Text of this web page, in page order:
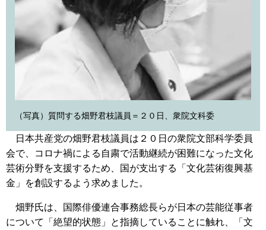
（写真）質問する畑野君枝議員＝２０日、衆院文科委
日本共産党の畑野君枝議員は２０日の衆院文部科学委員
会で、コロナ禍による自粛で活動継続が困難になった文化
芸術分野を支援するため、国が支出する「文化芸術復興基
金」を創設するよう求めました。
畑野氏は、国際俳優連合事務総長らが日本の芸能従事者
について「絶望的状態」と指摘していることに触れ、「文